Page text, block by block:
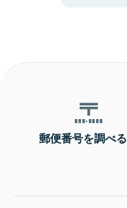
郵便番号を調べる